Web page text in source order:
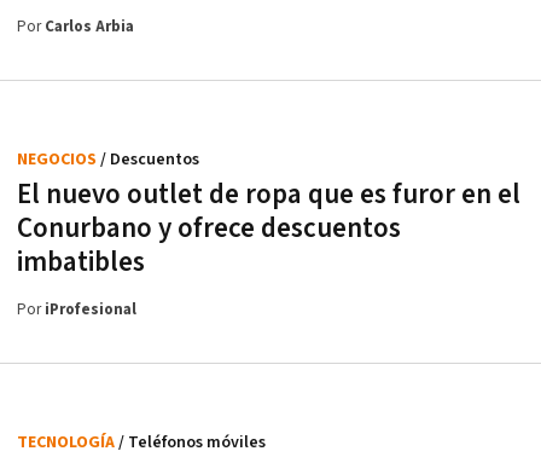
PorCarlos Arbia
El nuevo outlet de ropa que es furor en el
Conurbano y ofrece descuentos
imbatibles
NEGOCIOS / Descuentos
PoriProfesional
TECNOLOGÍA/ Teléfonos móviles